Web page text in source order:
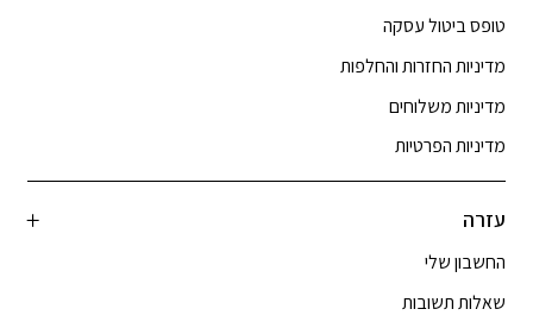
טופס ביטול עסקה
מדיניות החזרות והחלפות
מדיניות משלוחים
מדיניות הפרטיות
עזרה
החשבון שלי
שאלות תשובות